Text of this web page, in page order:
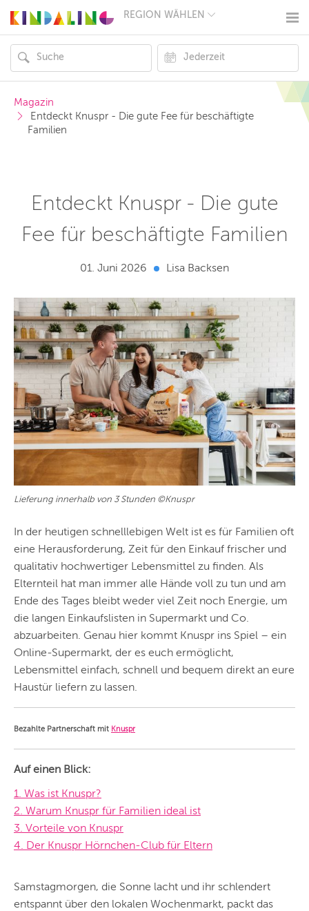
REGION WÄHLEN
MÜNCHEN
HAMBURG
FRANKFURT
KÖLN
ESSEN
ZÜRICH
REGIONEN
Magazin
Familien
Entdeckt Knuspr - Die gute
Fee für beschäftigte Familien
01. Juni 2026 Lisa Backsen
Lieferung innerhalb von 3 Stunden ©Knuspr
In der heutigen schnelllebigen Welt ist es für Familien oft
eine Herausforderung, Zeit für den Einkauf frischer und
qualitativ hochwertiger Lebensmittel zu finden. Als
Elternteil hat man immer alle Hände voll zu tun und am
Ende des Tages bleibt weder viel Zeit noch Energie, um
die langen Einkaufslisten in Supermarkt und Co.
abzuarbeiten. Genau hier kommt Knuspr ins Spiel – ein
Online-Supermarkt, der es euch ermöglicht,
Lebensmittel einfach, schnell und bequem direkt an eure
Haustür liefern zu lassen.
Bezahlte Partnerschaft mit Knuspr
Auf einen Blick:
1. Was ist Knuspr?
2. Warum Knuspr für Familien ideal ist
3. Vorteile von Knuspr
4. Der Knuspr Hörnchen-Club für Eltern
Samstagmorgen, die Sonne lacht und ihr schlendert
entspannt über den lokalen Wochenmarkt, packt das